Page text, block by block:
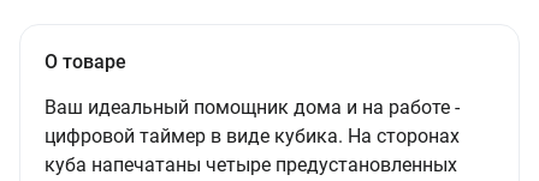
О товаре
Ваш идеальный помощник дома и на работе -
цифровой таймер в виде кубика. На сторонах
куба напечатаны четыре предустановленных